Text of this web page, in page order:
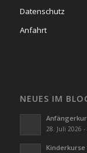
Datenschutz
Anfahrt
NEUES IM
28. Juli 2026 -
Kinderkurse